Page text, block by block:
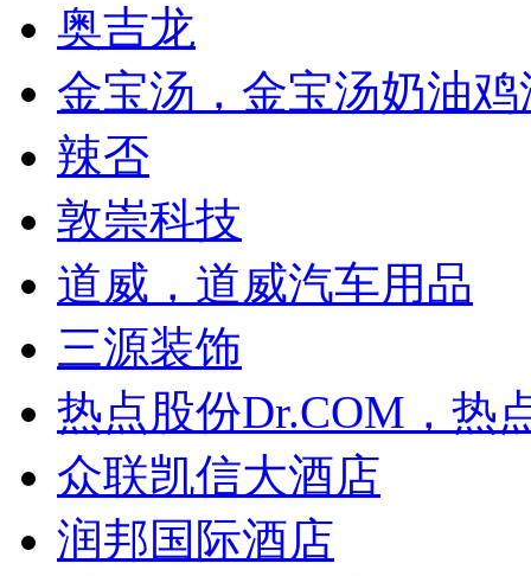
奥吉龙
金宝汤，金宝汤奶油鸡
辣否
敦崇科技
道威，道威汽车用品
三源装饰
热点股份Dr.COM，热
众联凯信大酒店
润邦国际酒店